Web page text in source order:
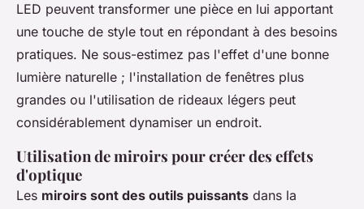
LED peuvent transformer une pièce en lui apportant
une touche de style tout en répondant à des besoins
pratiques. Ne sous-estimez pas l'effet d'une bonne
lumière naturelle ; l'installation de fenêtres plus
grandes ou l'utilisation de rideaux légers peut
considérablement dynamiser un endroit.
Utilisation de miroirs pour créer des effets
d'optique
Les miroirs sont des outils puissants dans la